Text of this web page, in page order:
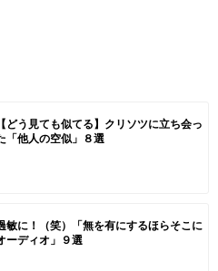
【どう見ても似てる】クリソツに立ち会っ
「他人の空似」８選
敏に！（笑）「無を有にするほらそこに
ーディオ」９選